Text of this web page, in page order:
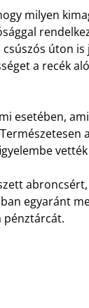
milyen
úton
a recék
esetében,
egyaránt
pénztárcát.